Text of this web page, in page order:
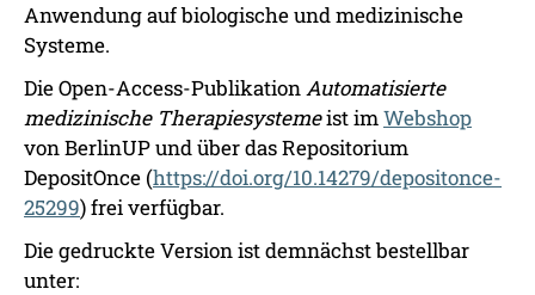
Anwendung auf biologische und medizinische
Systeme.
Die Open-Access-PublikationAutomatisierte
medizinische Therapiesystemeist imWebshop
von BerlinUP und über das Repositorium
DepositOnce (https://doi.org/10.14279/depositonce-
25299) frei verfügbar.
Die gedruckte Version ist demnächst bestellbar
unter: